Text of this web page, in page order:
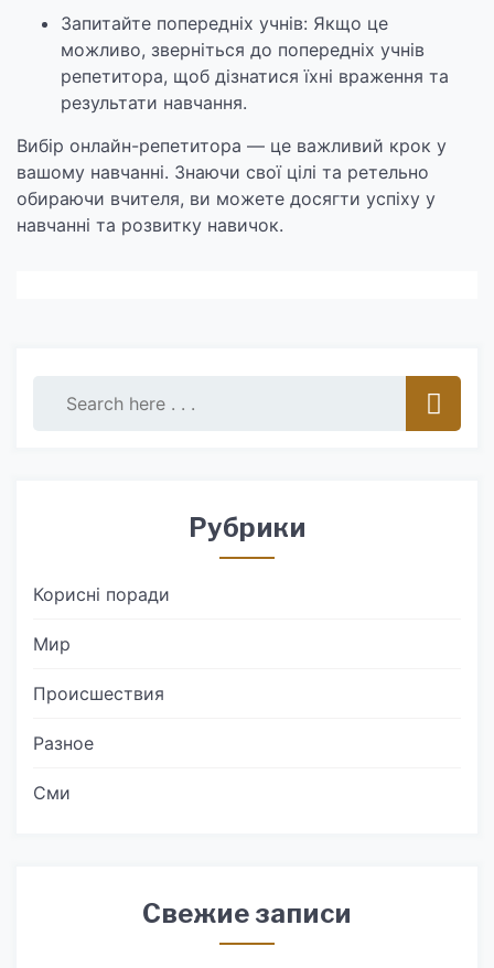
Запитайте попередніх учнів: Якщо це
можливо, зверніться до попередніх учнів
репетитора, щоб дізнатися їхні враження та
результати навчання.
Вибір онлайн-репетитора — це важливий крок у
вашому навчанні. Знаючи свої цілі та ретельно
обираючи вчителя, ви можете досягти успіху у
навчанні та розвитку навичок.
Рубрики
Корисні поради
Мир
Происшествия
Разное
Сми
Свежие записи